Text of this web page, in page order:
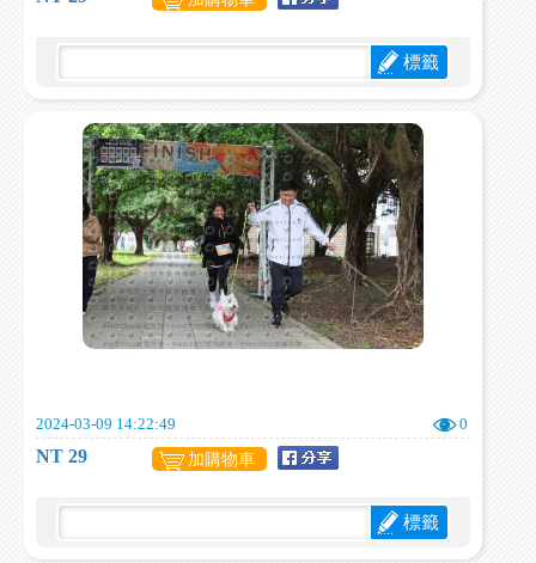
標籤
2024-03-09 14:22:49 0
NT 29 加購物車
標籤